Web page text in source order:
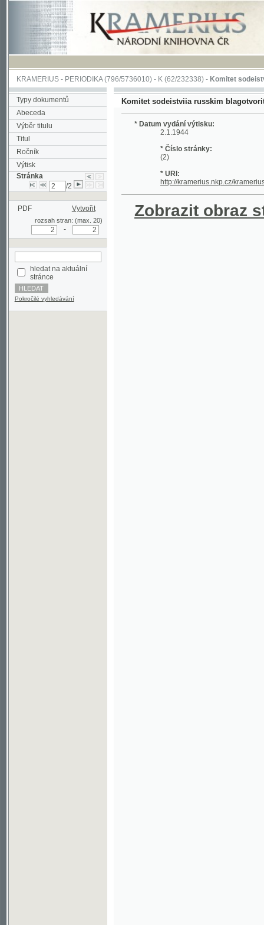
KRAMERIUS-PERIODIKA(796/5736010) -K(62/232338) -Komitet sodeistviia
Typy dokumentů
Abeceda
Výběr titulu
Titul
Ročník
Výtisk
Stránka
PDF Vytvořit
rozsah stran: (max. 20)
stránce
Pokročilé vyhledávání
Komitet sodeistviia russkim
* Datum vydání výtisku:
2.1.1944
* Číslo stránky:
* URI:
Zobrazit obraz